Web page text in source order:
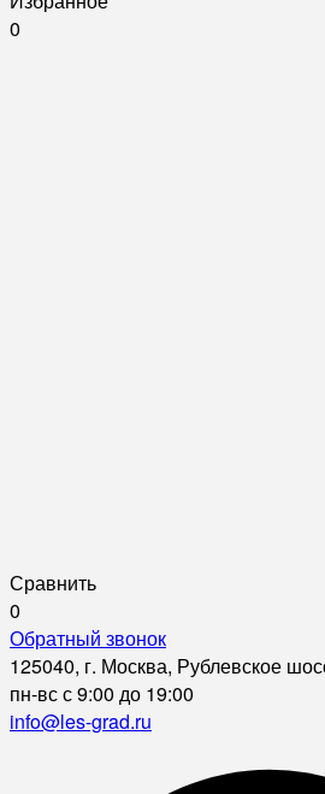
0
Сравнить
0
Обратный звонок
125040, г. Москва, Рублевское
пн-вс с 9:00 до 19:00
info@les-grad.ru